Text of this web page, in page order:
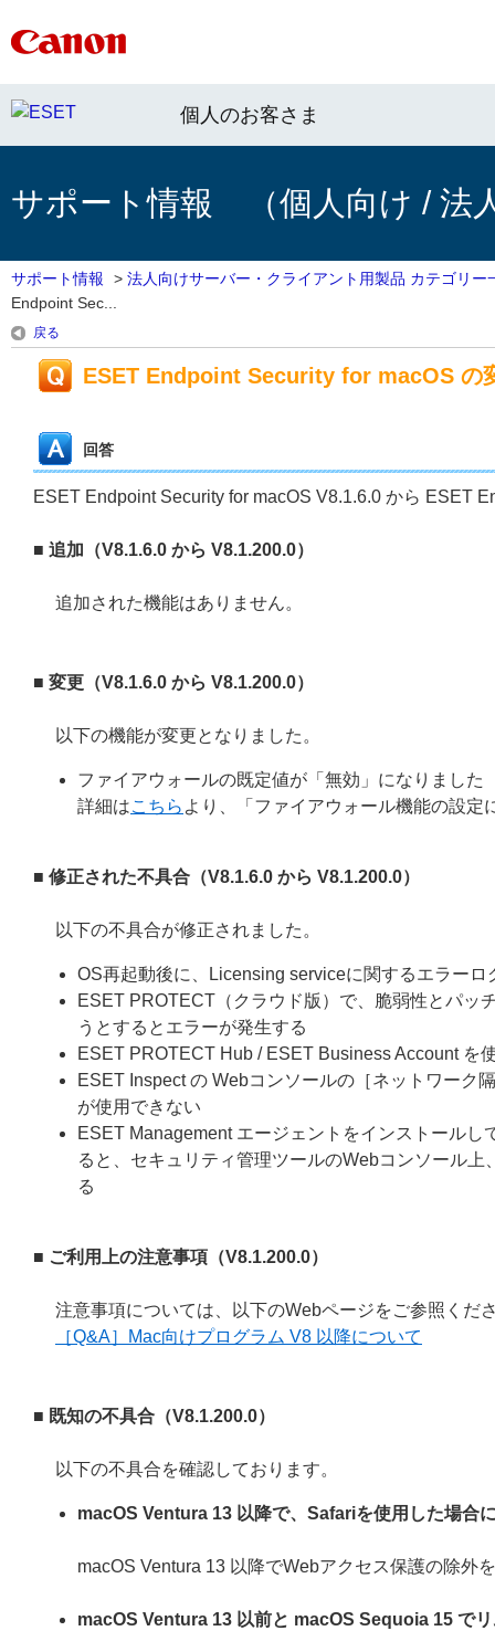
個人のお客さま
サポート情報 （個人向け / 法
サポート情報 > 法人向けサーバー・クライアント用製品 カテゴリー
Endpoint Sec...
戻る
ESET Endpoint Security for macOS の
回答
ESET Endpoint Security for macOS V8.1.6.0 から ESET
■ 追加（V8.1.6.0 から V8.1.200.0）
追加された機能はありません。
■ 変更（V8.1.6.0 から V8.1.200.0）
以下の機能が変更となりました。
ファイアウォールの既定値が「無効」になりました
詳細はこちら より、「ファイアウォール機能の設定
■ 修正された不具合 （V8.1.6.0 から V8.1.200.0）
以下の不具合が修正されました。
OS再起動後に、Licensing serviceに関するエラーロ
ESET PROTECT（クラウド版）で、脆弱性とパッ
うとするとエラーが発生する
ESET PROTECT Hub / ESET Business Account を
ESET Inspect の Webコンソールの［ネットワーク
が使用できない
ESET Management エージェントをインストール
ると、セキュリティ管理ツールのWebコンソール
る
■ ご利用上の注意事項（V8.1.200.0）
注意事項については、以下のWebページをご参照くだ
［Q&A］Mac向けプログラム V8 以降について
■ 既知の不具合（V8.1.200.0）
以下の不具合を確認しております。
macOS Ventura 13 以降で、Safariを使用した場合
macOS Ventura 13 以降でWebアクセス保護の除外
macOS Ventura 13 以前と macOS Sequoia 15 で